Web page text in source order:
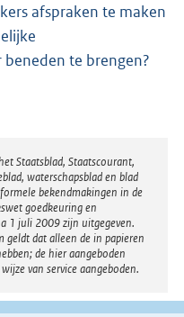
afspraken te maken
te brengen?
Staatsblad, Staatscourant,
waterschapsblad en blad
bekendmakingen in de
goedkeuring en
1 juli 2009 zijn uitgegeven.
geldt dat alleen de in papieren
de hier aangeboden
van service aangeboden.